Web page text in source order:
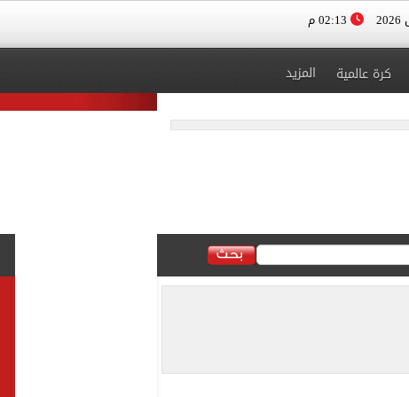
كرة عالمية المزيد